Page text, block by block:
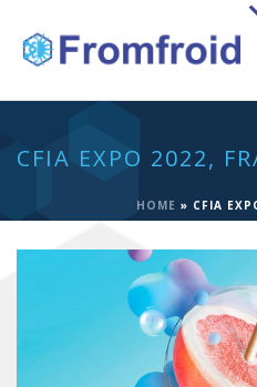
CFIA EXPO 2022,
HOME » CFIA